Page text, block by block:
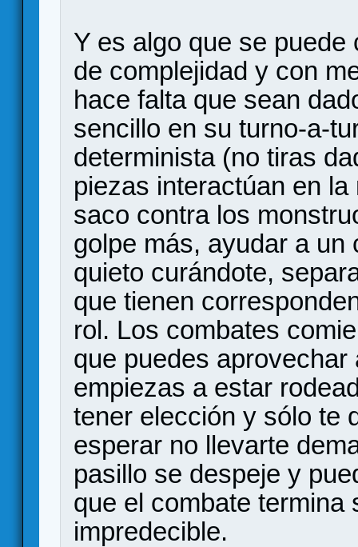
Y es algo que se
de complejidad y con
hace falta que sean
sencillo en su turno-a-
determinista (no tiras
piezas interactúan en
saco contra los
golpe más, ayudar a un
quieto curándote,
que tienen
rol. Los combates
que puedes
empiezas a estar
tener elección y sólo te
esperar no llevarte
pasillo se despeje y
que el combate termina
impredecible.